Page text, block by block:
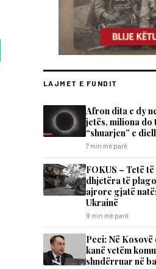
LAJMET E FUNDIT
Afron dita e dy
jetës, miliona do
“shuarjen” e
7 min më parë
FOKUS – Tetë
dhjetëra të
ajrore gjatë
Ukrainë
9 min më parë
Peci: Në
kanë vetëm
shndërruar në